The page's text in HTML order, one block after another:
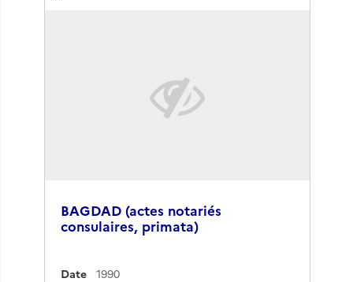
BAGDAD (actes notariés
consulaires, primata)
Date
1990